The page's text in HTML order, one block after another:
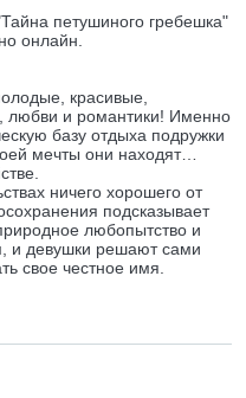
петушиного гребешка"
онлайн.
красивые,
любви и романтики! Именно
базу отдыха подружки
мечты они находят…
ничего хорошего от
подсказывает
любопытство и
и девушки решают сами
свое честное имя.